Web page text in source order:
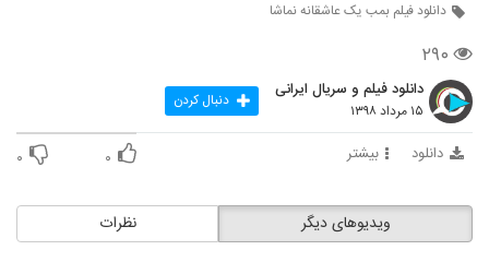
دانلود فیلم بمب یک عاشقانه نماشا
۲۹۰
دانلود فیلم و سریال ایرانی
۱۵ مرداد ۱۳۹۸ دنبال کردن
دانلود بیشتر ۰ ۰
نظرات ویدیوهای دیگر